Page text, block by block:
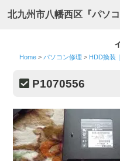
北九州市八幡西区『パソ
Home > パソコン修理 > HDD換装
P1070556